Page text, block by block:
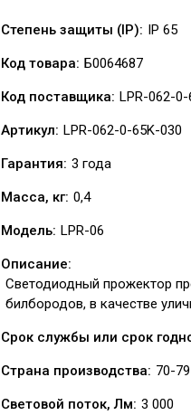
Степень защиты (IP): IP 65
Код товара: Б0064687
Код поставщика: LPR-062-
Артикул: LPR-062-0-65K-030
Гарантия: 3 года
Масса, кг: 0,4
Модель: LPR-06
Описание:
Светодиодный прожектор
билбородов, в качестве
Срок службы или срок
Страна производства: 70-
Световой поток, Лм: 3 000